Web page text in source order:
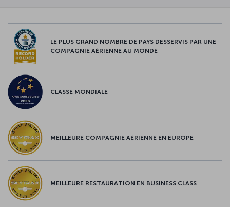
LE PLUS GRAND NOMBRE DE PAYS DESSERVIS PAR UNE
COMPAGNIE AÉRIENNE AU MONDE
CLASSE MONDIALE
MEILLEURE COMPAGNIE AÉRIENNE EN EUROPE
MEILLEURE RESTAURATION EN BUSINESS CLASS